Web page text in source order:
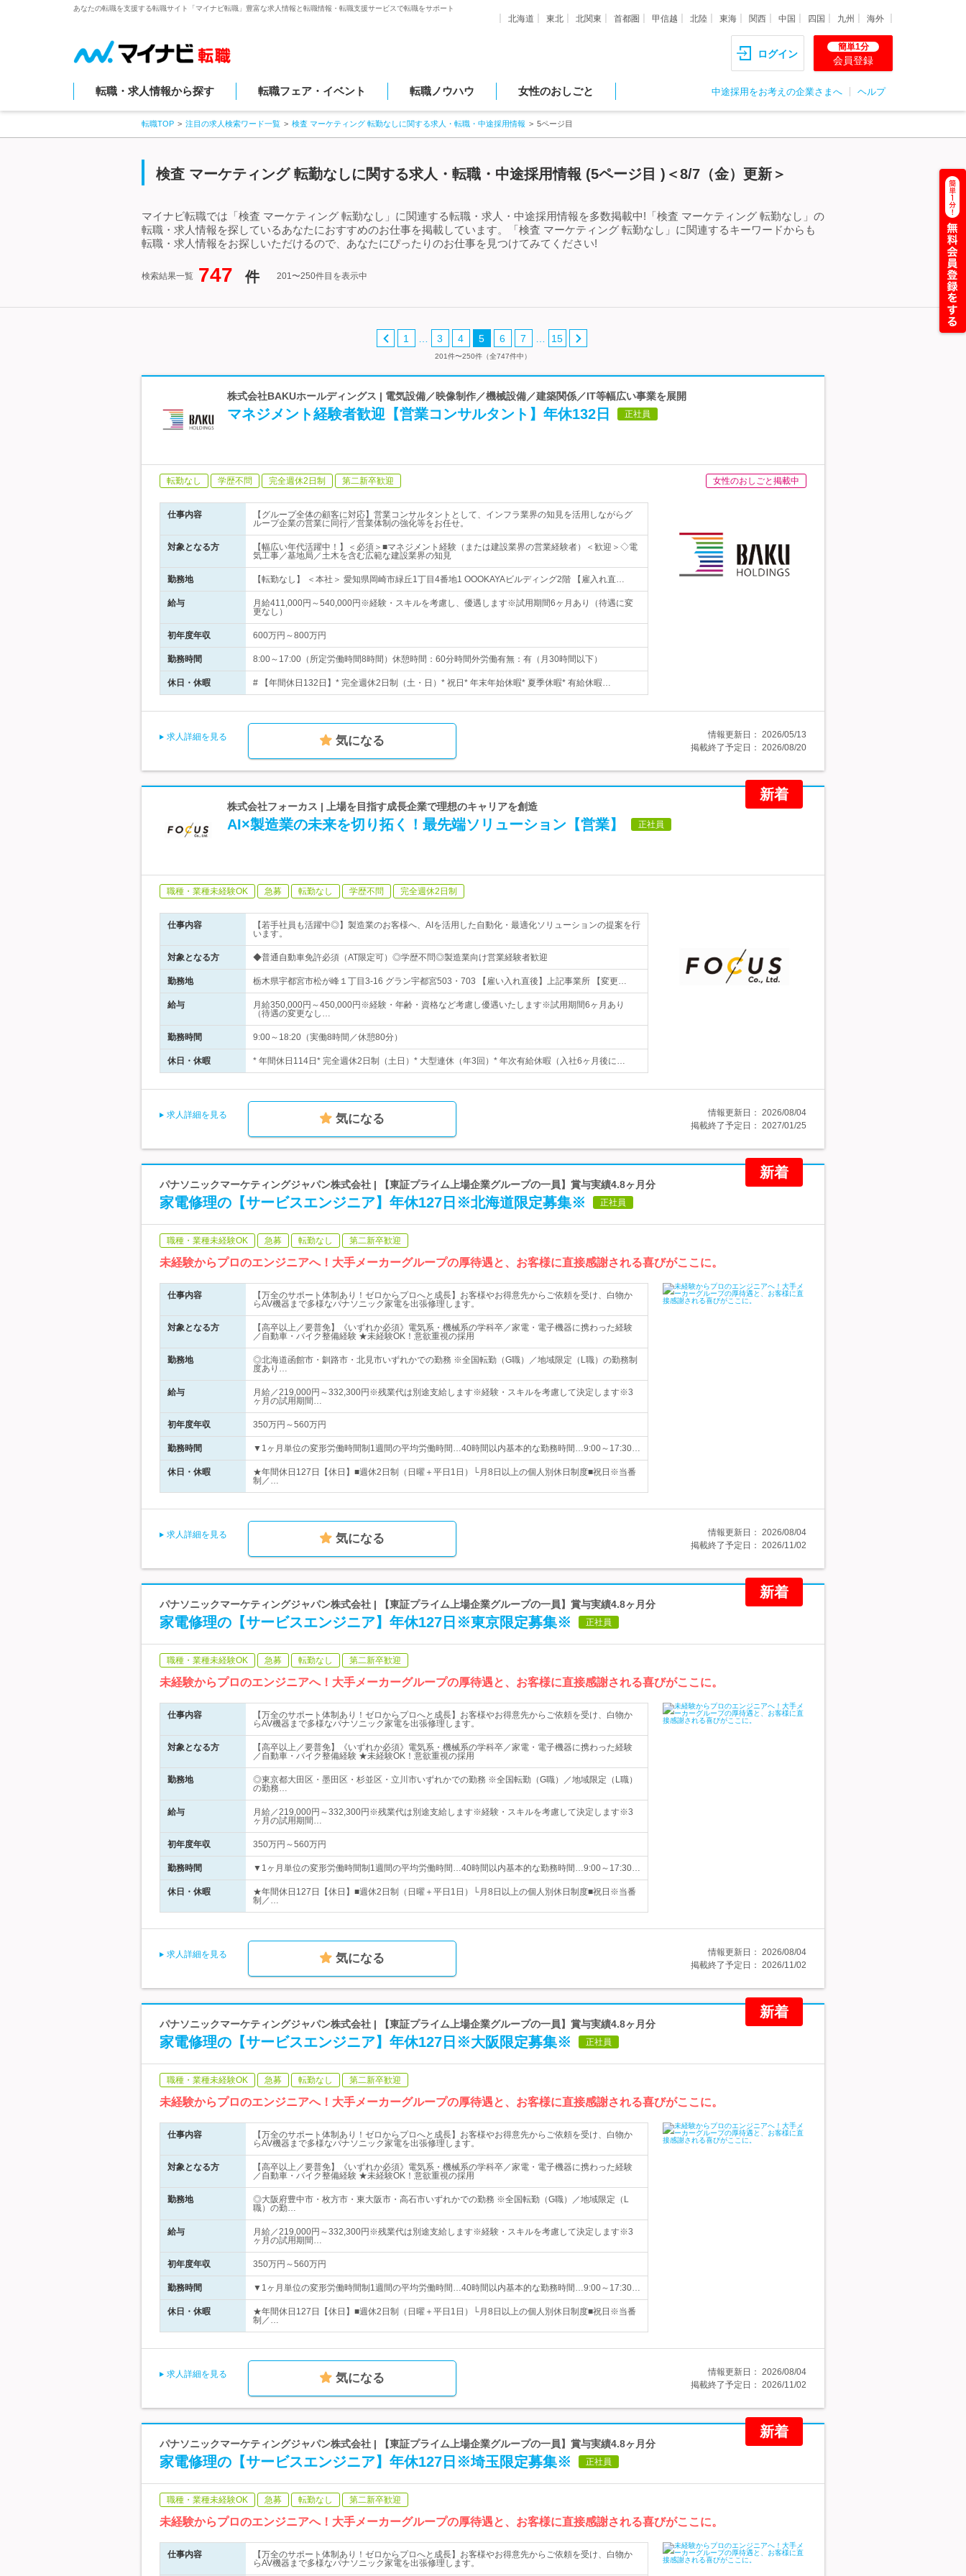
あなたの転職を支援する転職サイト「マイナビ転職」豊富な求人情報と転職情報・転職支援サービスで転職をサポート
北海道 東北 北関東 首都圏 甲信越 北陸 東海 関西 中国 四国 九州 海外
ログイン
簡単1分
会員登録
転職・求人情報から探す 転職フェア・イベント 転職ノウハウ 女性のおしごと 中途採用をお考えの企業さまへ ヘルプ
転職TOP 注目の求人検索ワード一覧 検査 マーケティング 転勤なしに関する求人・転職・中途採用情報 5ページ目
検査 マーケティング 転勤なしに関する求人・転職・中途採用情報 (5ページ目 )＜8/7（金）更新＞
マイナビ転職では「検査 マーケティング 転勤なし」に関連する転職・求人・中途採用情報を多数掲載中!「検査 マーケティング 転勤なし」の
転職・求人情報を探しているあなたにおすすめのお仕事を掲載しています。「検査 マーケティング 転勤なし」に関連するキーワードからも
転職・求人情報をお探しいただけるので、あなたにぴったりのお仕事を見つけてみてください!
検索結果一覧 747 件 201〜250件目を表示中
1 3 4 5 6 7 15
201件〜250件（全747件中）
株式会社BAKUホールディングス | 電気設備／映像制作／機械設備／建築関係／IT等幅広い事業を展開
マネジメント経験者歓迎【営業コンサルタント】年休132日 正社員
転勤なし 学歴不問 完全週休2日制 第二新卒歓迎 女性のおしごと掲載中
仕事内容
【グループ全体の顧客に対応】営業コンサルタントとして、インフラ業界の知見を活用しながらグ
ループ企業の営業に同行／営業体制の強化等をお任せ。
対象となる方
【幅広い年代活躍中！】＜必須＞■マネジメント経験（または建設業界の営業経験者）＜歓迎＞◇電
気工事／基地局／土木を含む広範な建設業界の知見
勤務地 【転勤なし】 ＜本社＞ 愛知県岡崎市緑丘1丁目4番地1 OOOKAYAビルディング2階 【雇入れ直…
給与
月給411,000円～540,000円※経験・スキルを考慮し、優遇します※試用期間6ヶ月あり（待遇に変
更なし）
初年度年収 600万円～800万円
勤務時間 8:00～17:00（所定労働時間8時間）休憩時間：60分時間外労働有無：有（月30時間以下）
休日・休暇 # 【年間休日132日】* 完全週休2日制（土・日）* 祝日* 年末年始休暇* 夏季休暇* 有給休暇…
求人詳細を見る 気になる 情報更新日： 2026/05/13
掲載終了予定日： 2026/08/20
新着
株式会社フォーカス | 上場を目指す成長企業で理想のキャリアを創造
AI×製造業の未来を切り拓く！最先端ソリューション【営業】 正社員
職種・業種未経験OK 急募 転勤なし 学歴不問 完全週休2日制
仕事内容
【若手社員も活躍中◎】製造業のお客様へ、AIを活用した自動化・最適化ソリューションの提案を行
います。
対象となる方 ◆普通自動車免許必須（AT限定可）◎学歴不問◎製造業向け営業経験者歓迎
勤務地 栃木県宇都宮市松が峰１丁目3-16 グラン宇都宮503・703 【雇い入れ直後】上記事業所 【変更…
給与
月給350,000円～450,000円※経験・年齢・資格など考慮し優遇いたします※試用期間6ヶ月あり
（待遇の変更なし…
勤務時間 9:00～18:20（実働8時間／休憩80分）
休日・休暇 * 年間休日114日* 完全週休2日制（土日）* 大型連休（年3回）* 年次有給休暇（入社6ヶ月後に…
求人詳細を見る 気になる 情報更新日： 2026/08/04
掲載終了予定日： 2027/01/25
新着
パナソニックマーケティングジャパン株式会社 | 【東証プライム上場企業グループの一員】賞与実績4.8ヶ月分
家電修理の【サービスエンジニア】年休127日※北海道限定募集※ 正社員
職種・業種未経験OK 急募 転勤なし 第二新卒歓迎
未経験からプロのエンジニアへ！大手メーカーグループの厚待遇と、お客様に直接感謝される喜びがここに。
仕事内容
【万全のサポート体制あり！ゼロからプロへと成長】お客様やお得意先からご依頼を受け、白物か
らAV機器まで多様なパナソニック家電を出張修理します。
対象となる方
【高卒以上／要普免】《いずれか必須》電気系・機械系の学科卒／家電・電子機器に携わった経験
／自動車・バイク整備経験 ★未経験OK！意欲重視の採用
勤務地
◎北海道函館市・釧路市・北見市いずれかでの勤務 ※全国転勤（G職）／地域限定（L職）の勤務制
度あり…
給与
月給／219,000円～332,300円※残業代は別途支給します※経験・スキルを考慮して決定します※3
ヶ月の試用期間…
初年度年収 350万円～560万円
勤務時間 ▼1ヶ月単位の変形労働時間制1週間の平均労働時間…40時間以内基本的な勤務時間…9:00～17:30…
休日・休暇
★年間休日127日【休日】■週休2日制（日曜＋平日1日）└月8日以上の個人別休日制度■祝日※当番
制／…
求人詳細を見る 気になる 情報更新日： 2026/08/04
掲載終了予定日： 2026/11/02
新着
パナソニックマーケティングジャパン株式会社 | 【東証プライム上場企業グループの一員】賞与実績4.8ヶ月分
家電修理の【サービスエンジニア】年休127日※東京限定募集※ 正社員
職種・業種未経験OK 急募 転勤なし 第二新卒歓迎
未経験からプロのエンジニアへ！大手メーカーグループの厚待遇と、お客様に直接感謝される喜びがここに。
仕事内容
【万全のサポート体制あり！ゼロからプロへと成長】お客様やお得意先からご依頼を受け、白物か
らAV機器まで多様なパナソニック家電を出張修理します。
対象となる方
【高卒以上／要普免】《いずれか必須》電気系・機械系の学科卒／家電・電子機器に携わった経験
／自動車・バイク整備経験 ★未経験OK！意欲重視の採用
勤務地
◎東京都大田区・墨田区・杉並区・立川市いずれかでの勤務 ※全国転勤（G職）／地域限定（L職）
の勤務…
給与
月給／219,000円～332,300円※残業代は別途支給します※経験・スキルを考慮して決定します※3
ヶ月の試用期間…
初年度年収 350万円～560万円
勤務時間 ▼1ヶ月単位の変形労働時間制1週間の平均労働時間…40時間以内基本的な勤務時間…9:00～17:30…
休日・休暇
★年間休日127日【休日】■週休2日制（日曜＋平日1日）└月8日以上の個人別休日制度■祝日※当番
制／…
求人詳細を見る 気になる 情報更新日： 2026/08/04
掲載終了予定日： 2026/11/02
新着
パナソニックマーケティングジャパン株式会社 | 【東証プライム上場企業グループの一員】賞与実績4.8ヶ月分
家電修理の【サービスエンジニア】年休127日※大阪限定募集※ 正社員
職種・業種未経験OK 急募 転勤なし 第二新卒歓迎
未経験からプロのエンジニアへ！大手メーカーグループの厚待遇と、お客様に直接感謝される喜びがここに。
仕事内容
【万全のサポート体制あり！ゼロからプロへと成長】お客様やお得意先からご依頼を受け、白物か
らAV機器まで多様なパナソニック家電を出張修理します。
対象となる方
【高卒以上／要普免】《いずれか必須》電気系・機械系の学科卒／家電・電子機器に携わった経験
／自動車・バイク整備経験 ★未経験OK！意欲重視の採用
勤務地
◎大阪府豊中市・枚方市・東大阪市・高石市いずれかでの勤務 ※全国転勤（G職）／地域限定（L
職）の勤…
給与
月給／219,000円～332,300円※残業代は別途支給します※経験・スキルを考慮して決定します※3
ヶ月の試用期間…
初年度年収 350万円～560万円
勤務時間 ▼1ヶ月単位の変形労働時間制1週間の平均労働時間…40時間以内基本的な勤務時間…9:00～17:30…
休日・休暇
★年間休日127日【休日】■週休2日制（日曜＋平日1日）└月8日以上の個人別休日制度■祝日※当番
制／…
求人詳細を見る 気になる 情報更新日： 2026/08/04
掲載終了予定日： 2026/11/02
新着
パナソニックマーケティングジャパン株式会社 | 【東証プライム上場企業グループの一員】賞与実績4.8ヶ月分
家電修理の【サービスエンジニア】年休127日※埼玉限定募集※ 正社員
職種・業種未経験OK 急募 転勤なし 第二新卒歓迎
未経験からプロのエンジニアへ！大手メーカーグループの厚待遇と、お客様に直接感謝される喜びがここに。
仕事内容
【万全のサポート体制あり！ゼロからプロへと成長】お客様やお得意先からご依頼を受け、白物か
らAV機器まで多様なパナソニック家電を出張修理します。